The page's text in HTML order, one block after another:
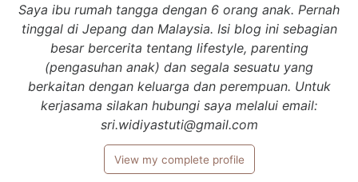
Saya ibu rumah tangga dengan 6 orang anak. Pernah
tinggal di Jepang dan Malaysia. Isi blog ini sebagian
besar bercerita tentang lifestyle, parenting
(pengasuhan anak) dan segala sesuatu yang
berkaitan dengan keluarga dan perempuan. Untuk
kerjasama silakan hubungi saya melalui email:
sri.widiyastuti@gmail.com
View my complete profile